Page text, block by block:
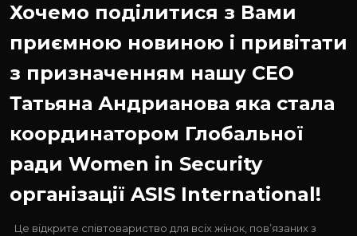
Хочемо поділитися з Вами
приємною новиною і привітати
з призначенням нашу СЕО
Татьяна Андрианова яка стала
координатором Глобальної
ради Women in Security
організації ASIS International!
Це відкрите співтовариство для всіх жінок, пов’язаних з